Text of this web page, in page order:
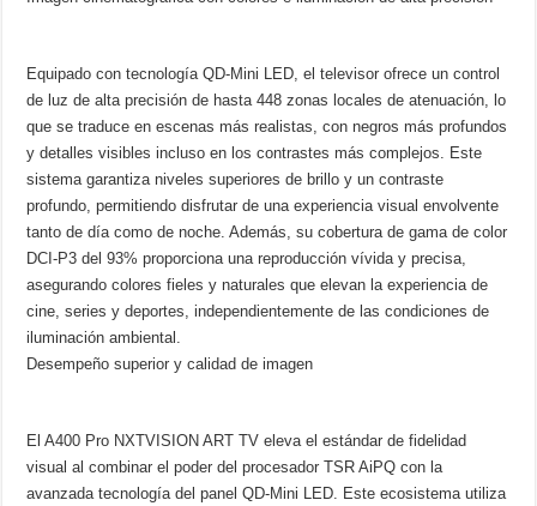
Equipado con tecnología QD-Mini LED, el televisor ofrece un control
de luz de alta precisión de hasta 448 zonas locales de atenuación, lo
que se traduce en escenas más realistas, con negros más profundos
y detalles visibles incluso en los contrastes más complejos. Este
sistema garantiza niveles superiores de brillo y un contraste
profundo, permitiendo disfrutar de una experiencia visual envolvente
tanto de día como de noche. Además, su cobertura de gama de color
DCI-P3 del 93% proporciona una reproducción vívida y precisa,
asegurando colores fieles y naturales que elevan la experiencia de
cine, series y deportes, independientemente de las condiciones de
iluminación ambiental.
Desempeño superior y calidad de imagen
El A400 Pro NXTVISION ART TV eleva el estándar de fidelidad
visual al combinar el poder del procesador TSR AiPQ con la
avanzada tecnología del panel QD-Mini LED. Este ecosistema utiliza